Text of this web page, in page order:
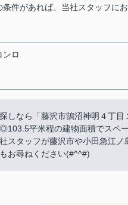
件があれば、当社スタッフに
ンロ
なら「藤沢市鵠沼神明４丁目
平米程の建物面積でスペ
タッフが藤沢市や小田急江ノ
お尋ねください(#^^#)